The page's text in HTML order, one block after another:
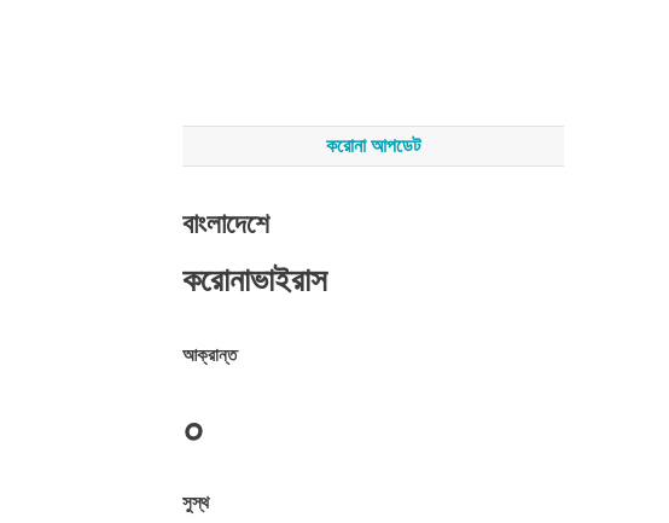
করোনা আপডেট
বাংলাদেশে
করোনাভাইরাস
আক্রান্ত
০
সুস্থ